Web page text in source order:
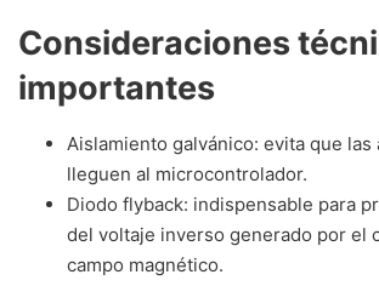
Consideraciones
importantes
Aislamiento galvánico: evita que las
lleguen al microcontrolador.
Diodo flyback: indispensable para
del voltaje inverso generado por el
campo magnético.